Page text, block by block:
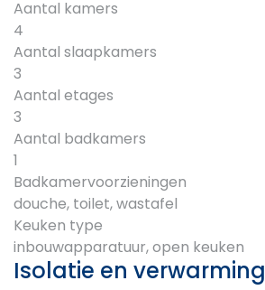
Aantal kamers
4
Aantal slaapkamers
3
Aantal etages
3
Aantal badkamers
1
Badkamervoorzieningen
douche, toilet, wastafel
Keuken type
inbouwapparatuur, open keuken
Isolatie en verwarming